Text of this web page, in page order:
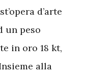
d’arte
un peso
in oro 18 kt,
alla